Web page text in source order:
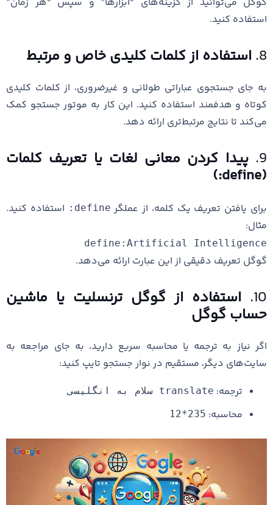
استفاده کنید.
8. استفاده از کلمات کلیدی خاص و مرتبط
به جای جستجوی عباراتی طولانی و غیرضروری، از کلمات کلیدی
کوتاه و هدفمند استفاده کنید. این کار به موتور جستجو کمک
می‌کند تا نتایج مرتبط‌تری ارائه دهد.
9. پیدا کردن معانی لغات یا تعریف کلمات
(define:)
برای یافتن تعریف یک کلمه، از عملگر define:
استفاده کنید.
مثال:
define:Artificial Intelligence
گوگل تعریف دقیقی از این عبارت ارائه می‌دهد.
10. استفاده از گوگل ترنسلیت یا ماشین
حساب گوگل
اگر نیاز به ترجمه یا محاسبه سریع دارید، به جای مراجعه به
سایت‌های دیگر، مستقیم در نوار جستجو تایپ کنید:
ترجمه: translate سلام به انگلیسی
محاسبه: 235*12